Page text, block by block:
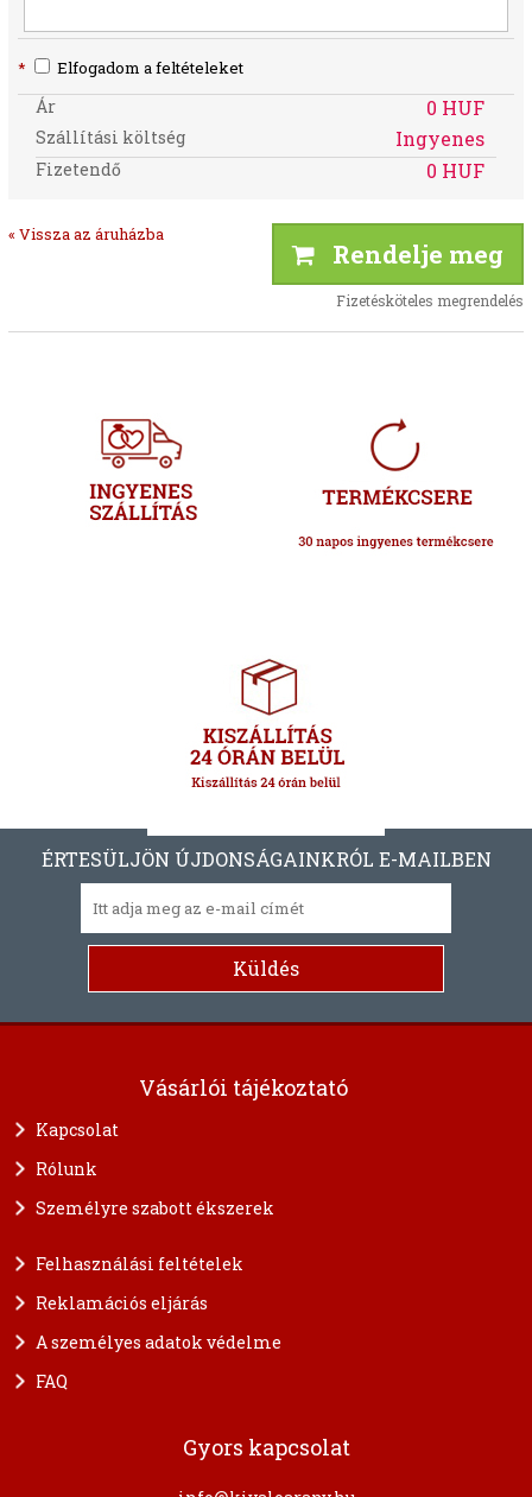
* Elfogadom a feltételeket
Ár 0 HUF
Szállítási költség Ingyenes
Fizetendő 0 HUF
« Vissza az áruházba
Rendelje meg
Fizetésköteles megrendelés
ÉRTESÜLJÖN ÚJDONSÁGAINKRÓL E-MAILBEN
Vásárlói tájékoztató
Kapcsolat
Rólunk
Személyre szabott ékszerek
Felhasználási feltételek
Reklamációs eljárás
A személyes adatok védelme
FAQ
Gyors kapcsolat